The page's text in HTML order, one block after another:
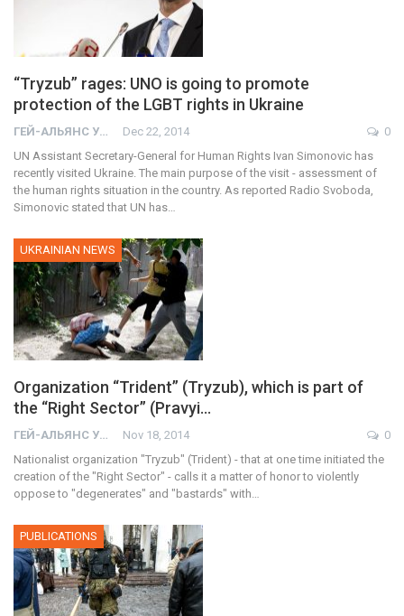
“Tryzub” rages: UNO is going to promote
protection of the LGBT rights in Ukraine
ГЕЙ-АЛЬЯНС УКРАИНА Dec 22, 2014
0
UN Assistant Secretary-General for Human Rights Ivan Simonovic has
recently visited Ukraine. The main purpose of the visit - assessment of
the human rights situation in the country. As reported Radio Svoboda,
Simonovic stated that UN has…
UKRAINIAN NEWS
Organization “Trident” (Tryzub), which is part of
the “Right Sector” (Pravyi…
ГЕЙ-АЛЬЯНС УКРАИНА Nov 18, 2014
0
Nationalist organization "Tryzub" (Trident) - that at one time initiated the
creation of the "Right Sector" - calls it a matter of honor to violently
oppose to "degenerates" and "bastards" with…
PUBLICATIONS